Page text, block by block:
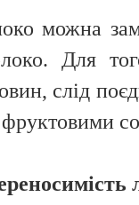
можна
Для
слід
фруктовими